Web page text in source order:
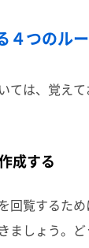
４つのル
ては、覚え
成する
回覧するた
ましょう。